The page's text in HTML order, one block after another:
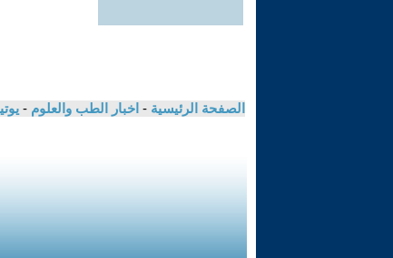
الصفحة الرئيسية - اخبار الطب والعلوم -